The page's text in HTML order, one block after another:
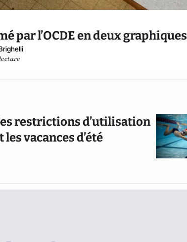
par l’OCDE en deux graphiques
restrictions d’utilisation
vacances d’été